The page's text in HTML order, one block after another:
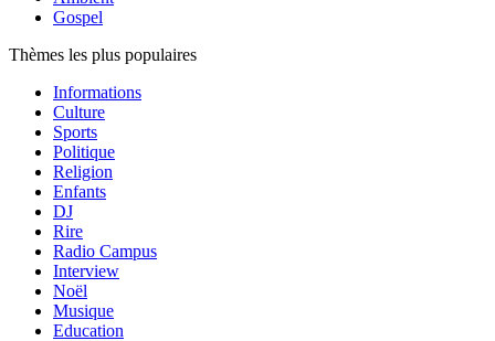
Gospel
Thèmes les plus populaires
Informations
Culture
Sports
Politique
Religion
Enfants
DJ
Rire
Radio Campus
Interview
Noël
Musique
Education